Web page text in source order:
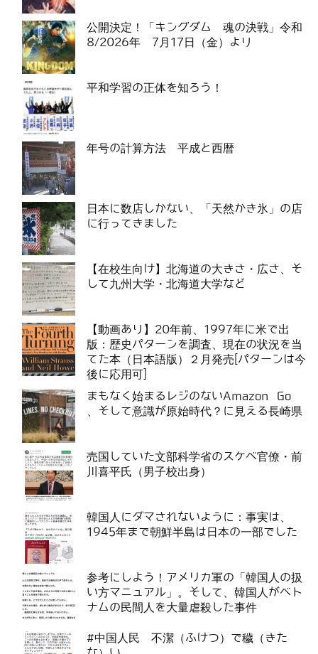
公開決定！「キングダム 魂の決戦」令和
8/2026年 7月17日（金）より
平和学習の正体を知ろう！
年号の計算方法 平成と西暦
日本に数店しかない、「天然かき氷」の店
に行ってきました
【在校生向け】北海道の大きさ・広さ、そ
して九州大学・北海道大学など
【動画あり】20年前、1997年に米で出
版：歴史パターンを調査、現在の状況を当
てた本（日本語版）２月発売[パターンは今
後に応用可]
まもなく始まるレジのないAmazon Go
、そして意識が原始時代？に見える長崎県
売国していた文部科学省のスケベ官僚・前
川喜平氏（男子校出身）
韓国人にダマされないように：事実は、
1945年まで朝鮮半島は日本の一部でした
参考にしよう！アメリカ軍の「韓国人の扱
い方マニュアル」。そして、韓国人がベト
ナムの民間人を大量虐殺した事件
#中国人民 不潔（ふけつ）で穢（きた